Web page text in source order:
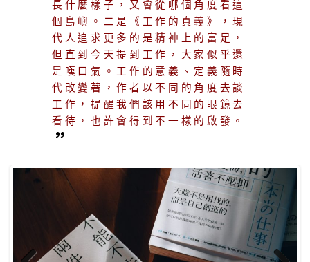
長什麼樣子，又會從哪個角度看這
個島嶼。二是《工作的真義》，現
代人追求更多的是精神上的富足，
但直到今天提到工作，大家似乎還
是嘆口氣。工作的意義、定義隨時
代改變著，作者以不同的角度去談
工作，提醒我們該用不同的眼鏡去
看待，也許會得到不一樣的啟發。